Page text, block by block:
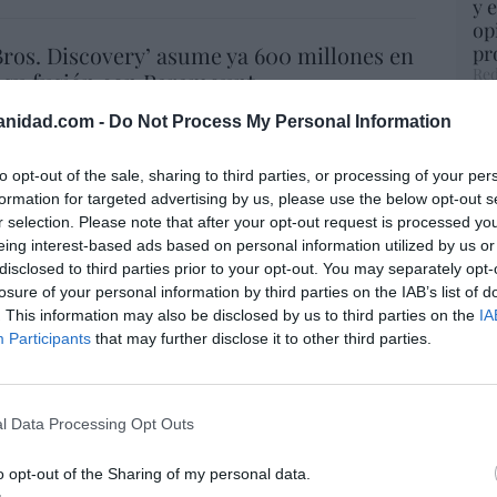
- Do Not Process My Personal Information
opt-out of the sale, sharing to third parties, or processing of your
for targeted advertising by us, please use the below opt-out
selection. Please note that after your opt-out request is processed
interest-based ads based on personal information utilized by us
to third parties prior to your opt-out. You may separately
of your personal information by third parties on the IAB’s list of
This information may also be disclosed by us to third parties on the
Participants that may further disclose it to other third parties.
Data Processing Opt Outs
opt-out of the Sharing of my personal data.
Discovery’ asume ya 600 millones en
fusión con Paramount
07/08/26 15:10
británica easyJet pasará a manos del
posible: Apollo... pero no podrá hacerse
total
07/08/26 14:09
Comienza el diálogo entre chavismo y
de la oposición, pero los venezolanos
y